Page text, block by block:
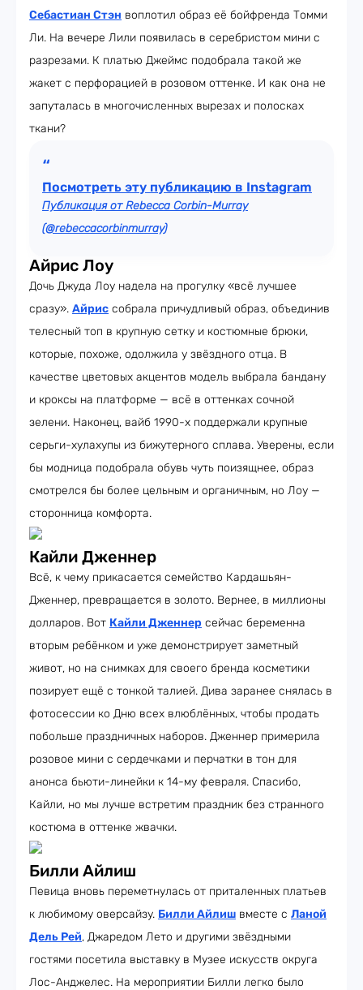
Себастиан Стэн воплотил образ её бойфренда Томми
Ли. На вечере Лили появилась в серебристом мини с
разрезами. К платью Джеймс подобрала такой же
жакет с перфорацией в розовом оттенке. И как она не
запуталась в многочисленных вырезах и полосках
ткани?
Посмотреть эту публикацию в Instagram
Публикация от Rebecca Corbin-Murray
(@rebeccacorbinmurray)
Айрис Лоу
Дочь Джуда Лоу надела на прогулку «всё лучшее
сразу». Айрис собрала причудливый образ, объединив
телесный топ в крупную сетку и костюмные брюки,
которые, похоже, одолжила у звёздного отца. В
качестве цветовых акцентов модель выбрала бандану
и кроксы на платформе — всё в оттенках сочной
зелени. Наконец, вайб 1990-х поддержали крупные
серьги-хулахупы из бижутерного сплава. Уверены, если
бы модница подобрала обувь чуть поизящнее, образ
смотрелся бы более цельным и органичным, но Лоу —
сторонница комфорта.
Кайли Дженнер
Всё, к чему прикасается семейство Кардашьян-
Дженнер, превращается в золото. Вернее, в миллионы
долларов. Вот Кайли Дженнер сейчас беременна
вторым ребёнком и уже демонстрирует заметный
живот, но на снимках для своего бренда косметики
позирует ещё с тонкой талией. Дива заранее снялась в
фотосессии ко Дню всех влюблённых, чтобы продать
побольше праздничных наборов. Дженнер примерила
розовое мини с сердечками и перчатки в тон для
анонса бьюти-линейки к 14-му февраля. Спасибо,
Кайли, но мы лучше встретим праздник без странного
костюма в оттенке жвачки.
Билли Айлиш
Певица вновь переметнулась от приталенных платьев
к любимому оверсайзу. Билли Айлиш вместе с Ланой
Дель Рей, Джаредом Лето и другими звёздными
гостями посетила выставку в Музее искусств округа
Лос-Анджелес. На мероприятии Билли легко было